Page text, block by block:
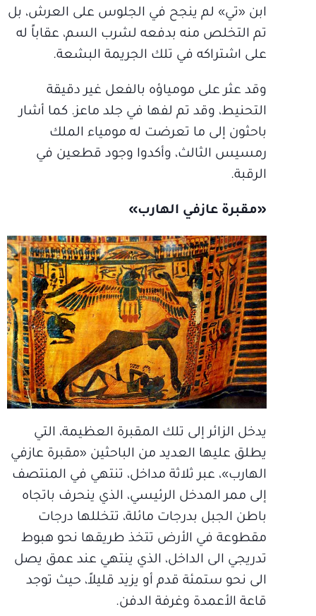
ابن «تي» لم ينجح في الجلوس على العرش، بل
تم التخلص منه بدفعه لشرب السم، عقاباً له
على اشتراكه في تلك الجريمة البشعة.
وقد عثر على مومياؤه بالفعل غير دقيقة
التحنيط، وقد تم لفها في جلد ماعز. كما أشار
باحثون إلى ما تعرضت له مومياء الملك
رمسيس الثالث، وأكدوا وجود قطعين في
الرقبة.
«مقبرة عازفي الهارب»
يدخل الزائر إلى تلك المقبرة العظيمة، التي
يطلق عليها العديد من الباحثين «مقبرة عازفي
الهارب»، عبر ثلاثة مداخل، تنتهي في المنتصف
إلى ممر المدخل الرئيسي، الذي ينحرف باتجاه
باطن الجبل بدرجات مائلة، تتخللها درجات
مقطوعة في الأرض تتخذ طريقها نحو هبوط
تدريجي الى الداخل، الذي ينتهي عند عمق يصل
الى نحو ستمئة قدم أو يزيد قليلاً، حيث توجد
قاعة الأعمدة وغرفة الدفن.